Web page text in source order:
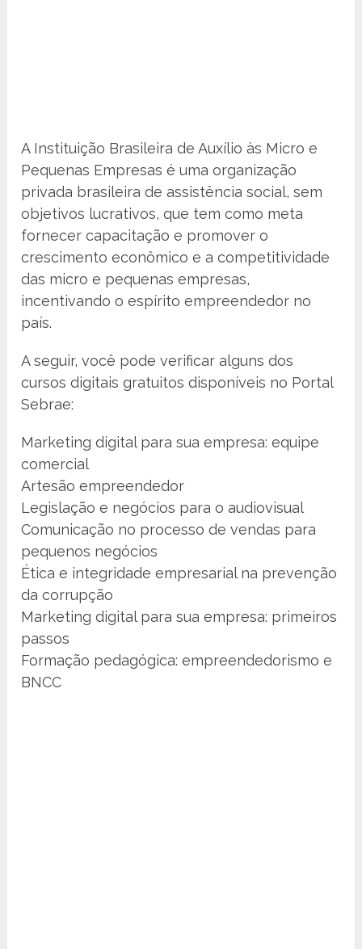
A Instituição Brasileira de Auxílio às Micro e
Pequenas Empresas é uma organização
privada brasileira de assistência social, sem
objetivos lucrativos, que tem como meta
fornecer capacitação e promover o
crescimento econômico e a competitividade
das micro e pequenas empresas,
incentivando o espírito empreendedor no
país.
A seguir, você pode verificar alguns dos
cursos digitais gratuitos disponíveis no Portal
Sebrae:
Marketing digital para sua empresa: equipe
comercial
Artesão empreendedor
Legislação e negócios para o audiovisual
Comunicação no processo de vendas para
pequenos negócios
Ética e integridade empresarial na prevenção
da corrupção
Marketing digital para sua empresa: primeiros
passos
Formação pedagógica: empreendedorismo e
BNCC